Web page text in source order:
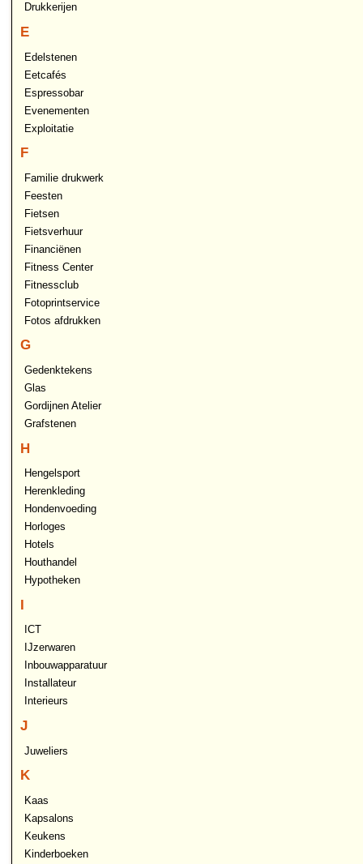
Drukkerijen
E
Edelstenen
Eetcafés
Espressobar
Evenementen
Exploitatie
F
Familie drukwerk
Feesten
Fietsen
Fietsverhuur
Financiënen
Fitness Center
Fitnessclub
Fotoprintservice
Fotos afdrukken
G
Gedenktekens
Glas
Gordijnen Atelier
Grafstenen
H
Hengelsport
Herenkleding
Hondenvoeding
Horloges
Hotels
Houthandel
Hypotheken
I
ICT
IJzerwaren
Inbouwapparatuur
Installateur
Interieurs
J
Juweliers
K
Kaas
Kapsalons
Keukens
Kinderboeken